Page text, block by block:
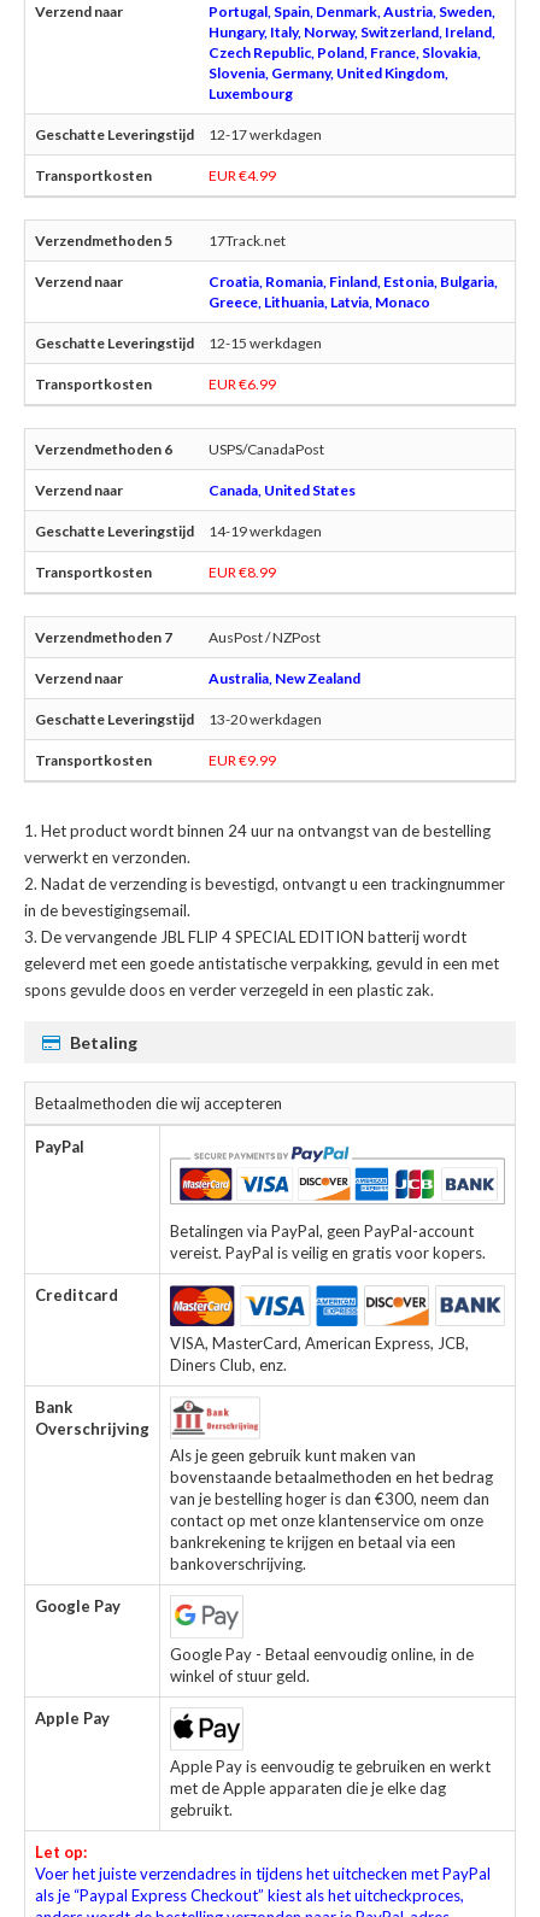
Portugal, Spain, Denmark, Austria, Sweden,
Hungary, Italy, Norway, Switzerland, Ireland,
Czech Republic, Poland, France, Slovakia,
Slovenia, Germany, United Kingdom,
Luxembourg
12-17 werkdagen
EUR €4.99
17Track.net
Croatia, Romania, Finland, Estonia, Bulgaria,
Greece, Lithuania, Latvia, Monaco
12-15 werkdagen
EUR €6.99
USPS/CanadaPost
Canada, United States
14-19 werkdagen
EUR €8.99
AusPost / NZPost
Australia, New Zealand
13-20 werkdagen
EUR €9.99
Het product wordt binnen 24 uur na ontvangst van de bestelling
verwerkt en verzonden.
Nadat de verzending is bevestigd, ontvangt u een trackingnummer
in de bevestigingsemail.
Devervangende JBL FLIP 4 SPECIAL EDITION batterijwordt
geleverd met een goede antistatische verpakking, gevuld in een met
spons gevulde doos en verder verzegeld in een plastic zak.
Betaling
Betaalmethoden die wij accepteren
PayPal
Betalingen via PayPal, geen PayPal-account
vereist. PayPal is veilig en gratis voor kopers.
Creditcard
VISA, MasterCard, American Express, JCB,
Diners Club, enz.
Bank
Overschrijving
Als je geen gebruik kunt maken van
bovenstaande betaalmethoden en het bedrag
van je bestelling hoger is dan €300, neem dan
contact op met onze klantenservice om onze
bankrekening te krijgen en betaal via een
bankoverschrijving.
Google Pay
Google Pay - Betaal eenvoudig online, in de
winkel of stuur geld.
Apple Pay
Apple Pay is eenvoudig te gebruiken en werkt
met de Apple apparaten die je elke dag
gebruikt.
Let op:
Voer het juiste verzendadres in tijdens het uitchecken met PayPal
als je “Paypal Express Checkout” kiest als het uitcheckproces,